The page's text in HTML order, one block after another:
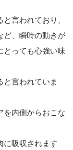
言われており、
ど、瞬時の動きが
とっても心強い味
と言われていま
を内側からおこな
に吸収されます